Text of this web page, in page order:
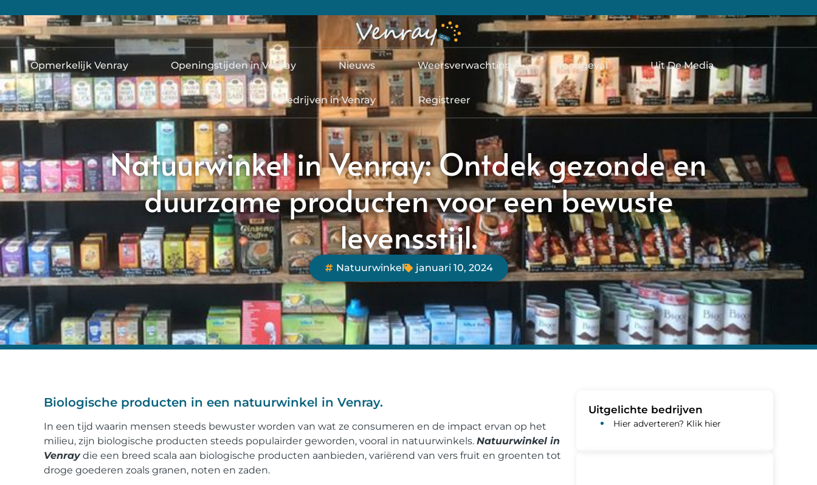
Opmerkelijk Venray Openingstijden in Venray Nieuws Weersverwachting Noodgeval Uit De Media
Bedrijven in Venray Registreer
Natuurwinkel in Venray: Ontdek gezonde en
duurzame producten voor een bewuste
levensstijl.
Natuurwinkel januari 10, 2024
Biologische producten in een natuurwinkel in Venray.
In een tijd waarin mensen steeds bewuster worden van wat ze consumeren en de impact ervan op het
milieu, zijn biologische producten steeds populairder geworden, vooral in natuurwinkels. Natuurwinkel in
Venraydie een breed scala aan biologische producten aanbieden, variërend van vers fruit en groenten tot
droge goederen zoals granen, noten en zaden.
Uitgelichte bedrijven
Hier adverteren? Klik hier